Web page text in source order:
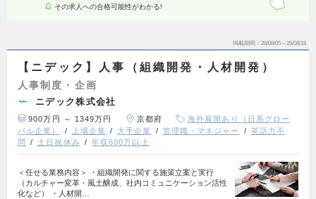
その求人への合格可能性がわかる!
掲載期間 26/08/05～26/08/18
【ニデック】人事（組織開発・人材開発）
人事制度・企画
ニデック株式会社
900万円 ～ 1349万円 京都府
海外展開あり（日系グロー
バル企業）
上場企業 大手企業 管理職・マネジャー
英語力不
問
土日祝休み 年収600万以上
＜任せる業務内容＞ ・組織開発に関する施策立案と実行
（カルチャー変革・風土醸成、社内コミュニケーション活性
化など） ・人材開…